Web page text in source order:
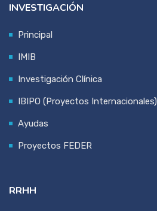
INVESTIGACIÓN
Principal
IMIB
Investigación Clínica
IBIPO (Proyectos Internacionales)
Ayudas
Proyectos FEDER
RRHH